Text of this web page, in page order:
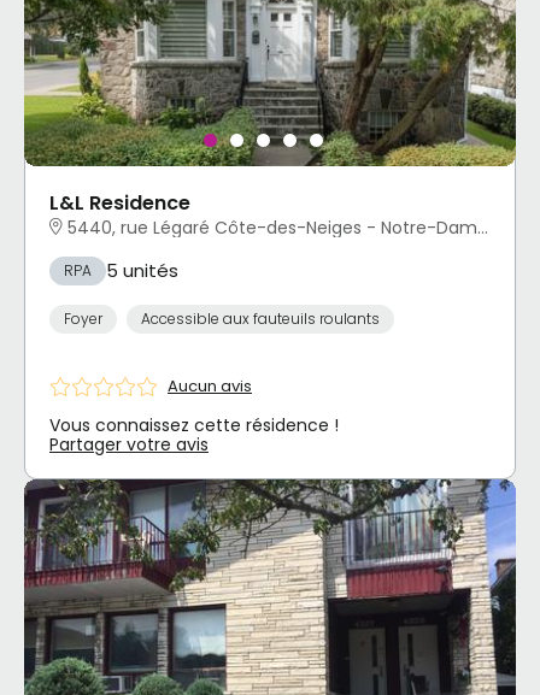
L&L Residence
5440, rue Légaré Côte-des-Neiges - Notre-Dame-de-Grâce, Montréal, QC
RPA 5 unités
Foyer Accessible aux fauteuils roulants
Aucun avis
Vous connaissez cette résidence !
Partager votre avis